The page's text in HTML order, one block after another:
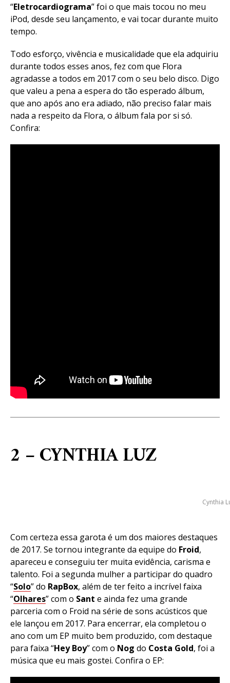
“Eletrocardiograma” foi o que mais tocou no meu
iPod, desde seu lançamento, e vai tocar durante muito
tempo.
Todo esforço, vivência e musicalidade que ela adquiriu
durante todos esses anos, fez com que Flora
agradasse a todos em 2017 com o seu belo disco. Digo
que valeu a pena a espera do tão esperado álbum,
que ano após ano era adiado, não preciso falar mais
nada a respeito da Flora, o álbum fala por si só.
Confira:
2 – CYNTHIA LUZ
Cynthia
Com certeza essa garota é um dos maiores destaques
de 2017. Se tornou integrante da equipe do Froid,
apareceu e conseguiu ter muita evidência, carisma e
talento. Foi a segunda mulher a participar do quadro
“Solo” do RapBox, além de ter feito a incrível faixa
“Olhares” com o Sant e ainda fez uma grande
parceria com o Froid na série de sons acústicos que
ele lançou em 2017. Para encerrar, ela completou o
ano com um EP muito bem produzido, com destaque
para faixa “Hey Boy” com o Nog do Costa Gold, foi a
música que eu mais gostei. Confira o EP: